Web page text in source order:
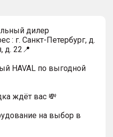
дилер
: г. Санкт-Петербург, д.
д. 22📍
HAVAL по выгодной
ждёт вас 💸
нa выбoр в